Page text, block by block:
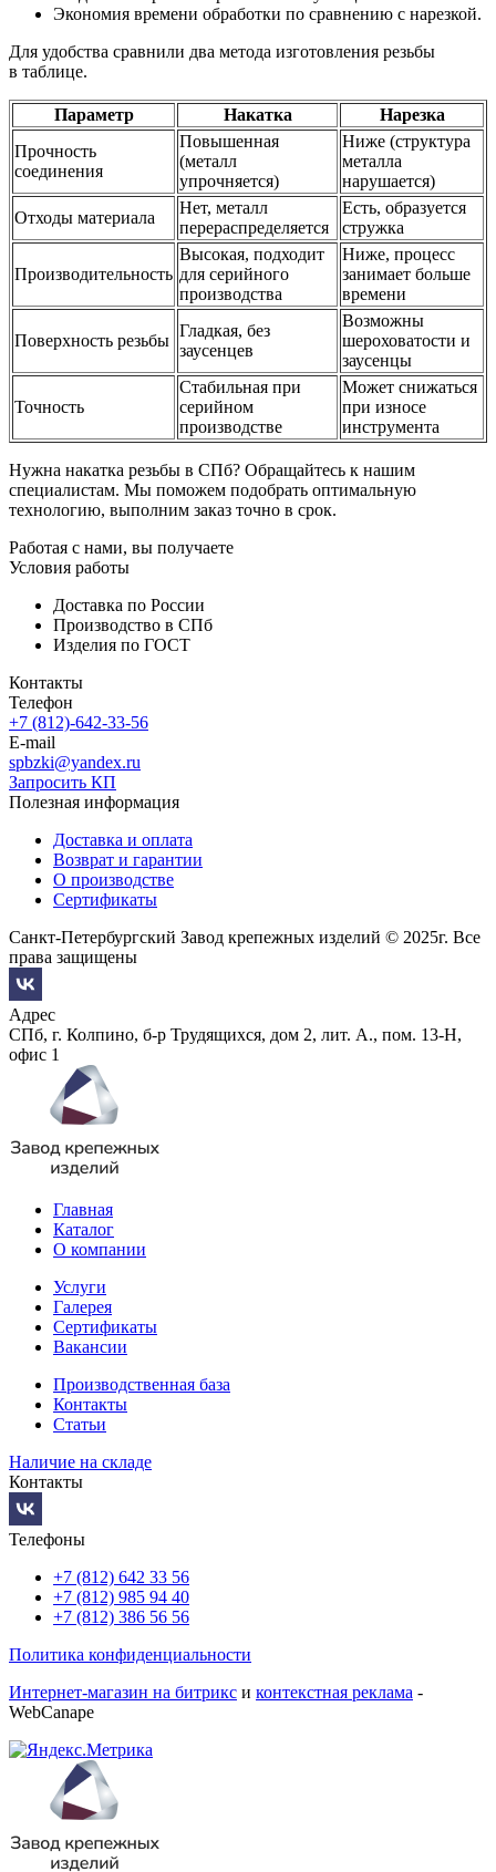
Экономия времени обработки по сравнению с нарезкой.
Для удобства сравнили два метода изготовления резьбы
в таблице.
Параметр Накатка
Нарезка
Прочность
соединения
Повышенная
(металл
упрочняется)
Ниже (структура
металла
нарушается)
Отходы материала
Нет, металл
перераспределяется
Есть, образуется
стружка
Производительность
Высокая, подходит
для серийного
производства
Ниже, процесс
занимает больше
времени
Поверхность резьбы
Гладкая, без
заусенцев
Возможны
шероховатости и
заусенцы
Точность
Стабильная при
серийном
производстве
Может снижаться
при износе
инструмента
Нужна накатка резьбы в СПб? Обращайтесь к нашим
специалистам. Мы поможем подобрать оптимальную
технологию, выполним заказ точно в срок.
Работая с нами, вы получаете
Условия работы
Доставка по России
Производство в СПб
Изделия по ГОСТ
Контакты
Телефон
+7 (812)-642-33-56
E-mail
spbzki@yandex.ru
Запросить КП
Полезная информация
Доставка и оплата
Возврат и гарантии
О производстве
Сертификаты
Санкт-Петербургский Завод крепежных изделий © 2025г. Все
права защищены
Адрес
СПб, г. Колпино, б-р Трудящихся, дом 2, лит. А., пом. 13-Н,
офис 1
Главная
Каталог
О компании
Услуги
Галерея
Сертификаты
Вакансии
Производственная база
Контакты
Статьи
Наличие на складе
Контакты
Телефоны
+7 (812) 642 33 56
+7 (812) 985 94 40
+7 (812) 386 56 56
Политика конфиденциальности
Интернет-магазин на битрикс и контекстная реклама -
WebCanape